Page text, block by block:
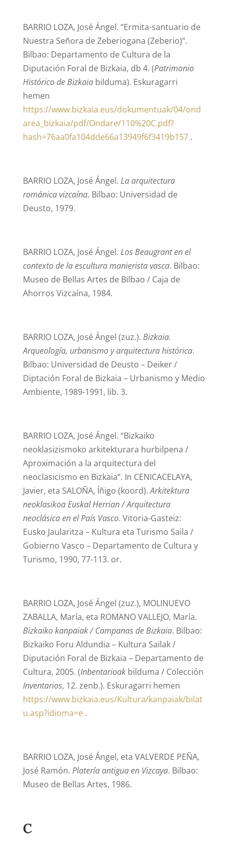
BARRIO LOZA, José Ángel. “Ermita-santuario de
Nuestra Señora de Zeberiogana (Zeberio)”.
Bilbao: Departamento de Cultura de la
Diputación Foral de Bizkaia, db 4. (Patrimonio
Histórico de Bizkaia bilduma). Eskuragarri
hemen
https://www.bizkaia.eus/dokumentuak/04/ond
area_bizkaia/pdf/Ondare/110%20C.pdf?
hash=76aa0fa104dde66a13949f6f3419b157.
BARRIO LOZA, José Ángel. La arquitectura
románica vizcaína. Bilbao: Universidad de
Deusto, 1979.
BARRIO LOZA, José Ángel. Los Beaugrant en el
contexto de la escultura manierista vasca. Bilbao:
Museo de Bellas Artes de Bilbao / Caja de
Ahorros Vizcaína, 1984.
BARRIO LOZA, José Ángel (zuz.). Bizkaia.
Arqueología, urbanismo y arquitectura histórica.
Bilbao: Universidad de Deusto – Deiker /
Diptación Foral de Bizkaia – Urbanismo y Medio
Ambiente, 1989-1991, lib. 3.
BARRIO LOZA, José Ángel. “Bizkaiko
neoklasizismoko arkitekturara hurbilpena /
Aproximación a la arquitectura del
neoclasicismo en Bizkaia”. In CENICACELAYA,
Javier, eta SALOÑA, Íñigo (koord).Arkitektura
neoklasikoa Euskal Herrian / Arquitectura
neoclásica en el País Vasco. Vitoria-Gasteiz:
Eusko Jaularitza – Kultura eta Turismo Saila /
Gobierno Vasco – Departamento de Cultura y
Turismo, 1990, 77-113. or.
BARRIO LOZA, José Ángel (zuz.), MOLINUEVO
ZABALLA, María, eta ROMANO VALLEJO, María.
Bizkaiko kanpaiak / Campanas de Bizkaia. Bilbao:
Bizkaiko Foru Aldundia – Kultura Sailak /
Diputación Foral de Bizkaia – Departamento de
Cultura, 2005. (Inbentarioakbilduma / Colección
Inventarios, 12. zenb.). Eskuragarri hemen
https://www.bizkaia.eus/Kultura/kanpaiak/bilat
u.asp?idioma=e.
BARRIO LOZA, José Ángel, eta VALVERDE PEÑA,
José Ramón. Platería antigua en Vizcaya. Bilbao:
Museo de Bellas Artes, 1986.
C